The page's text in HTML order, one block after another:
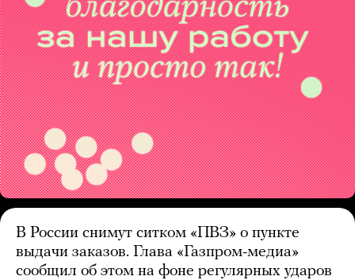
В России снимут ситком «ПВЗ» о пункте
выдачи заказов. Глава «Газпром-медиа»
сообщил об этом на фоне регулярных ударов